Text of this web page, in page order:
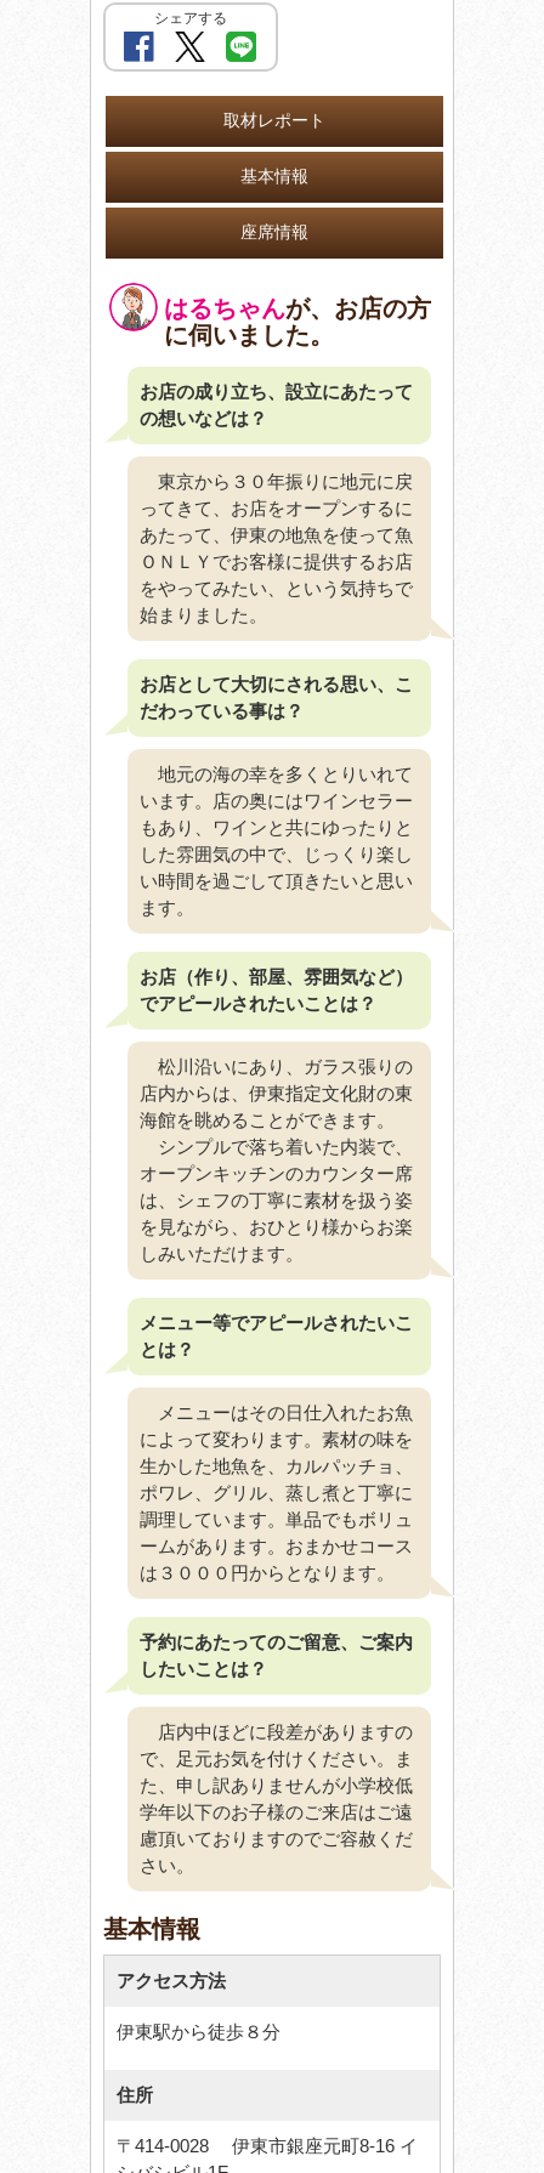
シェアする
取材レポート
基本情報
座席情報
はるちゃんが、お店の方
に伺いました。
お店の成り立ち、設立にあたって
の想いなどは？
東京から３０年振りに地元に戻
ってきて、お店をオープンするに
あたって、伊東の地魚を使って魚
ＯＮＬＹでお客様に提供するお店
をやってみたい、という気持ちで
始まりました。
お店として大切にされる思い、こ
だわっている事は？
地元の海の幸を多くとりいれて
います。店の奥にはワインセラー
もあり、ワインと共にゆったりと
した雰囲気の中で、じっくり楽し
い時間を過ごして頂きたいと思い
ます。
お店（作り、部屋、雰囲気など）
でアピールされたいことは？
松川沿いにあり、ガラス張りの
店内からは、伊東指定文化財の東
海館を眺めることができます。
シンプルで落ち着いた内装で、
オープンキッチンのカウンター席
は、シェフの丁寧に素材を扱う姿
を見ながら、おひとり様からお楽
しみいただけます。
メニュー等でアピールされたいこ
とは？
メニューはその日仕入れたお魚
によって変わります。素材の味を
生かした地魚を、カルパッチョ、
ポワレ、グリル、蒸し煮と丁寧に
調理しています。単品でもボリュ
ームがあります。おまかせコース
は３０００円からとなります。
予約にあたってのご留意、ご案内
したいことは？
店内中ほどに段差がありますの
で、足元お気を付けください。ま
た、申し訳ありませんが小学校低
学年以下のお子様のご来店はご遠
慮頂いておりますのでご容赦くだ
さい。
基本情報
アクセス方法
伊東駅から徒歩８分
住所
〒414-0028 伊東市銀座元町8-16 イ